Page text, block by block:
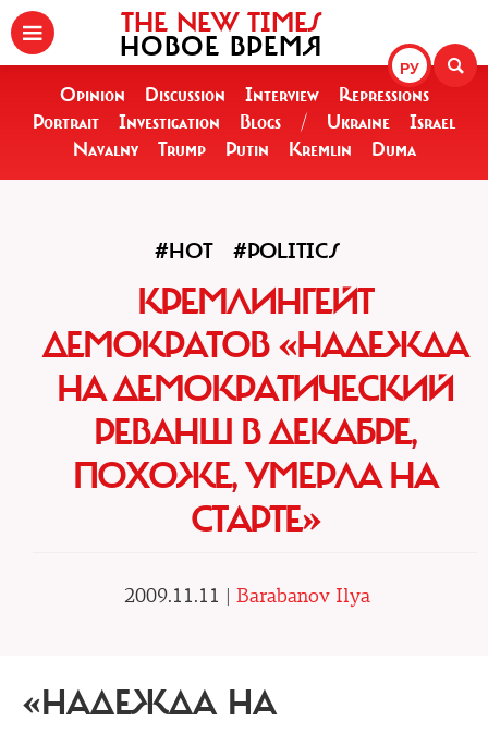
РУ
THE NEW TIMES
НОВОЕ ВРЕМЯ
Opinion Discussion Interview
Repressions
Portrait
Investigation Blogs / Ukraine
Israel
Navalny
Trump Putin Kremlin Duma
#HOT #POLITICS
КРЕМЛИНГЕЙТ
ДЕМОКРАТОВ «НАДЕЖДА
НА ДЕМОКРАТИЧЕСКИЙ
РЕВАНШ В ДЕКАБРЕ,
ПОХОЖЕ, УМЕРЛА НА
СТАРТЕ»
2009.11.11 | Barabanov Ilya
«НАДЕЖДА НА